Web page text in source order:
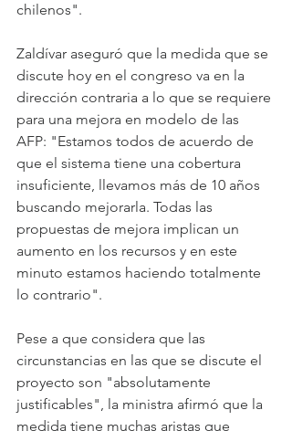
chilenos".
Zaldívar aseguró que la medida que se
discute hoy en el congreso va en la
dirección contraria a lo que se requiere
para una mejora en modelo de las
AFP: "Estamos todos de acuerdo de
que el sistema tiene una cobertura
insuficiente, llevamos más de 10 años
buscando mejorarla. Todas las
propuestas de mejora implican un
aumento en los recursos y en este
minuto estamos haciendo totalmente
lo contrario".
Pese a que considera que las
circunstancias en las que se discute el
proyecto son "absolutamente
justificables", la ministra afirmó que la
medida tiene muchas aristas que